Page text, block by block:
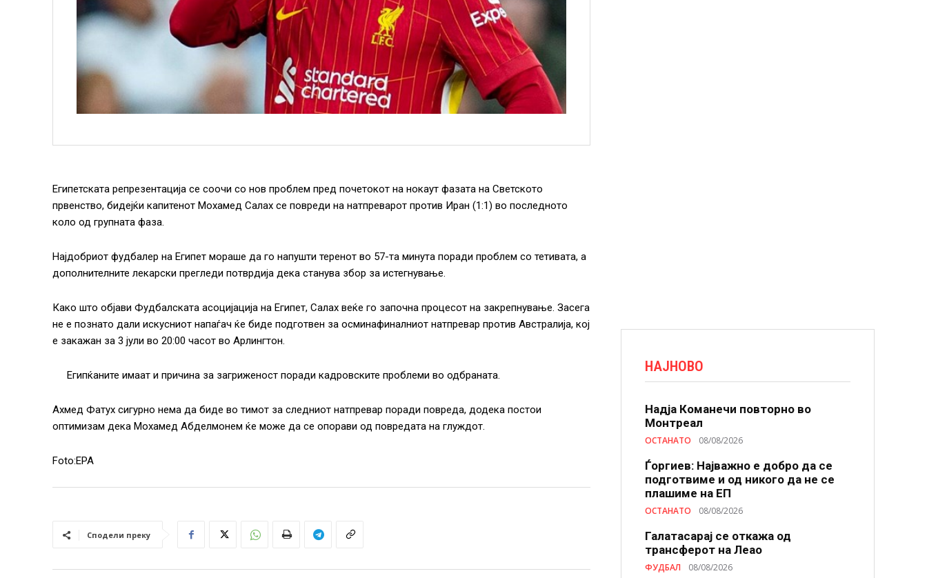
Египетската репрезентација се соочи со нов проблем пред почетокот на нокаут фазата на Светското
првенство, бидејќи капитенот Мохамед Салах се повреди на натпреварот против Иран (1:1) во последното
коло од групната фаза.
Најдобриот фудбалер на Египет мораше да го напушти теренот во 57-та минута поради проблем со тетивата, а
дополнителните лекарски прегледи потврдија дека станува збор за истегнување.
Како што објави Фудбалската асоцијација на Египет, Салах веќе го започна процесот на закрепнување. Засега
не е познато дали искусниот напаѓач ќе биде подготвен за осминафиналниот натпревар против Австралија, кој
е закажан за 3 јули во 20:00 часот во Арлингтон.
Египќаните имаат и причина за загриженост поради кадровските проблеми во одбраната.
Ахмед Фатух сигурно нема да биде во тимот за следниот натпревар поради повреда, додека постои
оптимизам дека Мохамед Абделмонем ќе може да се опорави од повредата на глуждот.
Foto:EPA
Сподели преку
НАЈНОВО
Надја Команечи повторно во
Монтреал
ОСТАНАТО 08/08/2026
Ѓоргиев: Најважно е добро да се
подготвиме и од никого да не се
плашиме на ЕП
ОСТАНАТО 08/08/2026
Галатасарај се откажа од
трансферот на Леао
ФУДБАЛ 08/08/2026